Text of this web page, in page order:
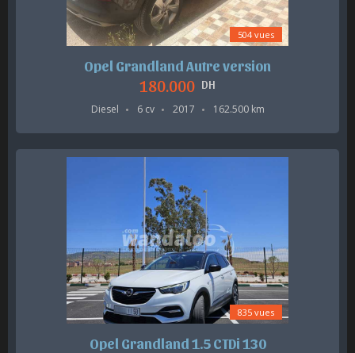
504 vues
Opel Grandland Autre version
180.000 DH
Diesel 6 cv 2017 162.500 km
835 vues
Opel Grandland 1.5 CTDi 130